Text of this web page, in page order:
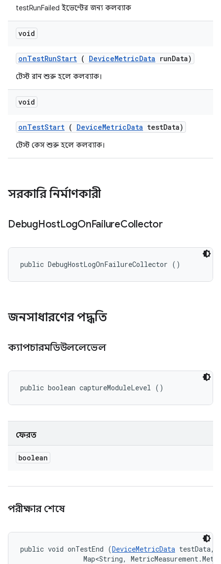
testRunFailed ইভেন্টের জন্য কলব্যাক
void
onTestRunStart ( DeviceMetricData runData)
টেস্ট রান শুরু হলে কলব্যাক।
void
onTestStart ( DeviceMetricData testData)
টেস্ট কেস শুরু হলে কলব্যাক।
সরকারি নির্মাণকারী
DebugHostLogOnFailureCollector
public DebugHostLogOnFailureCollector ()
জনসাধারণের পদ্ধতি
ক্যাপচারমডিউললেভেল
public boolean captureModuleLevel ()
ফেরত
boolean
পরীক্ষার শেষে
public void onTestEnd (DeviceMetricData testData,
Map<String,